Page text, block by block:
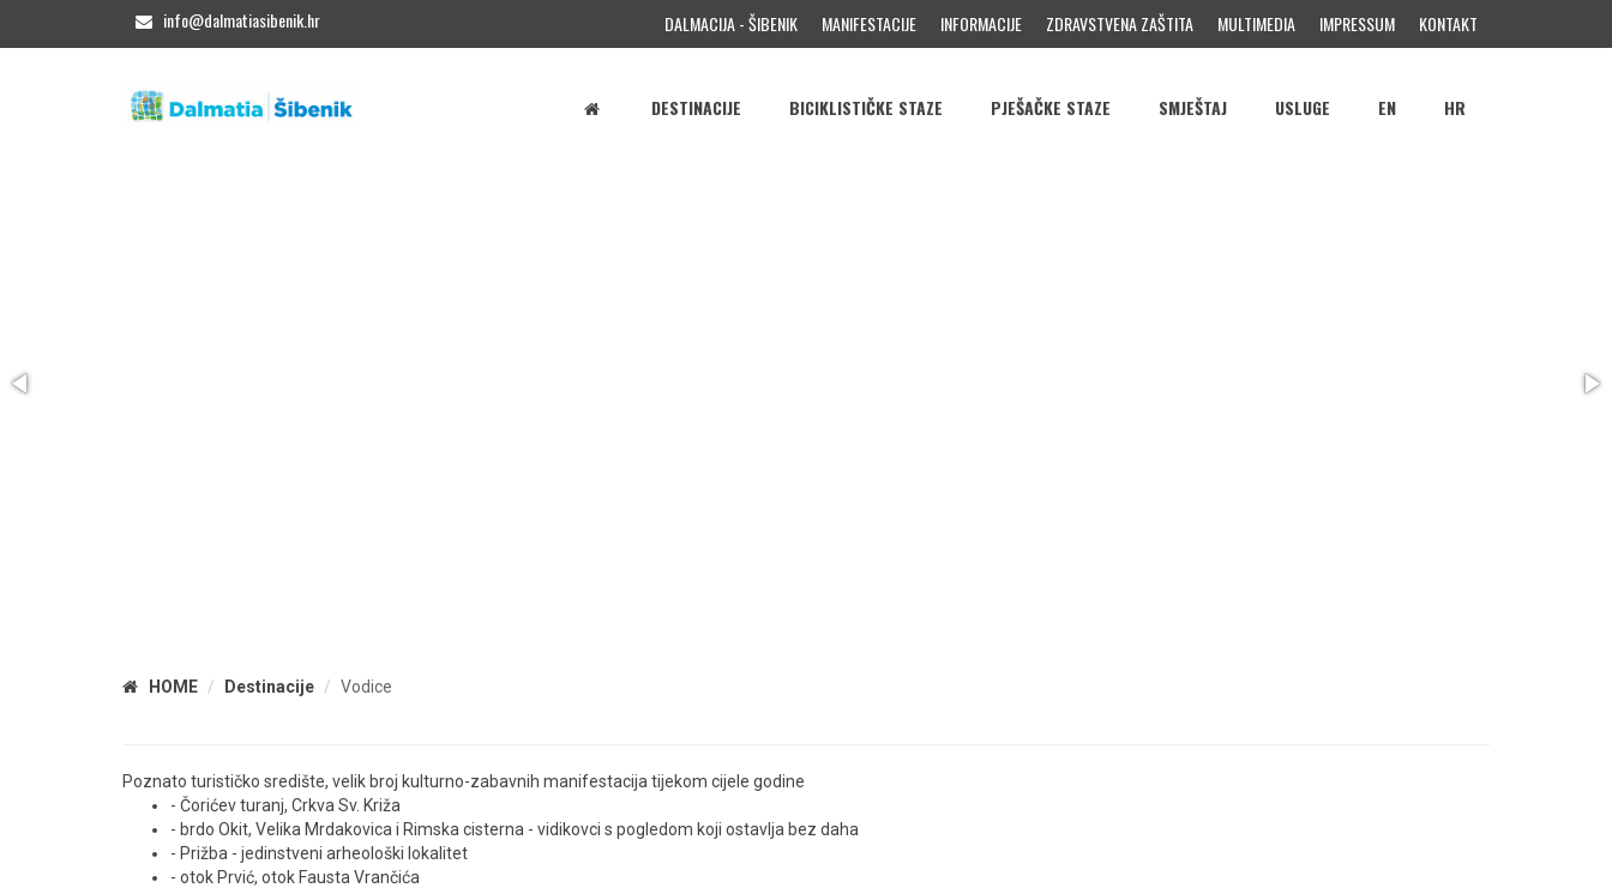
info@dalmatiasibenik.hr DALMACIJA - ŠIBENIK MANIFESTACIJE INFORMACIJE ZDRAVSTVENA ZAŠTITA MULTIMEDIA IMPRESSUM KONTAKT
DESTINACIJE BICIKLISTIČKE STAZE PJEŠAČKE STAZE SMJEŠTAJ USLUGE HR
EN
HOME Destinacije Vodice
Poznato turističko središte, velik broj kulturno-zabavnih manifestacija tijekom cijele godine
- Čorićev turanj, Crkva Sv. Križa
- brdo Okit, Velika Mrdakovica i Rimska cisterna - vidikovci s pogledom koji ostavlja bez daha
- Prižba - jedinstveni arheološki lokalitet
- otok Prvić, otok Fausta Vrančića